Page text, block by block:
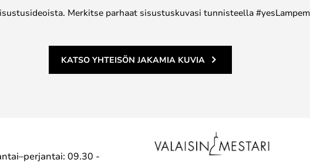
Merkitse parhaat sisustuskuvasi tunnisteella
KATSO YHTEISÖN JAKAMIA KUVIA
09.30 -